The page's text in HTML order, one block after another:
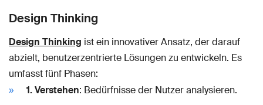
Design Thinking
Design Thinking ist ein innovativer Ansatz, der darauf
abzielt, benutzerzentrierte Lösungen zu entwickeln. Es
umfasst fünf Phasen:
1. Verstehen: Bedürfnisse der Nutzer analysieren.